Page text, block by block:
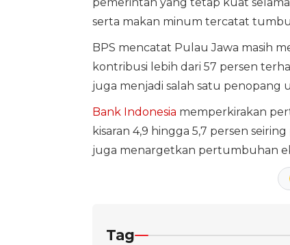
pemerintah yang tetap kuat
serta makan minum tercatat
BPS mencatat Pulau Jawa masih
kontribusi lebih dari 57 persen
juga menjadi salah satu
Bank Indonesia memperkirakan
kisaran 4,9 hingga 5,7 persen
juga menargetkan pertumbuhan
Tag